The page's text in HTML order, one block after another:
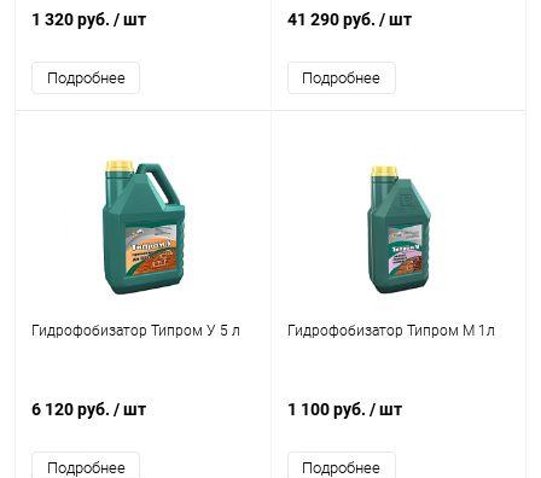
1 320 руб. / шт
Подробнее
41 290 руб. / шт
Подробнее
Гидрофобизатор Типром У 5 л
6 120 руб. / шт
Подробнее
Гидрофобизатор Типром М 1л
1 100 руб. / шт
Подробнее